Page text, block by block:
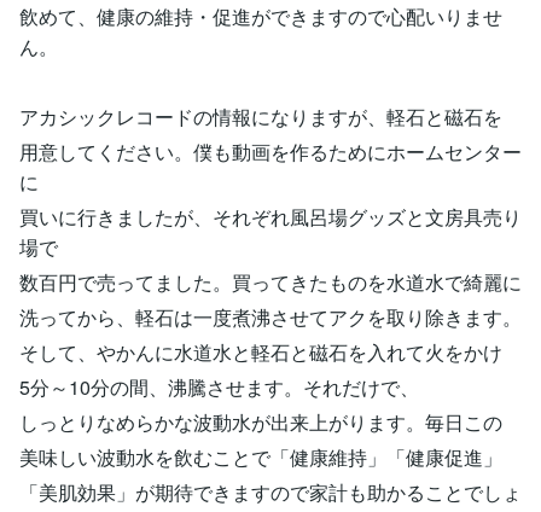
飲めて、健康の維持・促進ができますので心配いりませ
ん。
アカシックレコードの情報になりますが、軽石と磁石を
用意してください。僕も動画を作るためにホームセンター
に
買いに行きましたが、それぞれ風呂場グッズと文房具売り
場で
数百円で売ってました。買ってきたものを水道水で綺麗に
洗ってから、軽石は一度煮沸させてアクを取り除きます。
そして、やかんに水道水と軽石と磁石を入れて火をかけ
5分～10分の間、沸騰させます。それだけで、
しっとりなめらかな波動水が出来上がります。毎日この
美味しい波動水を飲むことで「健康維持」「健康促進」
「美肌効果」が期待できますので家計も助かることでしょ